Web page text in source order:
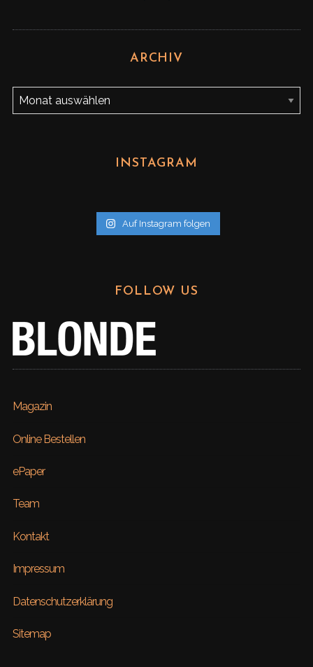
ARCHIV
A
r
INSTAGRAM
Auf Instagram folgen
FOLLOW US
Magazin
Online Bestellen
ePaper
Team
Kontakt
Impressum
Datenschutzerklärung
Sitemap